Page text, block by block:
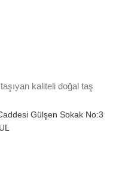
kaliteli doğal taş
Gülşen Sokak No:3